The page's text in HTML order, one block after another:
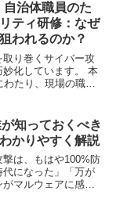
自治体職員のた
ティ研修：なぜ
われるのか？
り巻くサイバー攻
化しています。 本
たり、現場の職員
で販売中の
知っておくべき
かりやすく解説
撃は、もはや100%防
代になった」「万が
マルウェアに感染